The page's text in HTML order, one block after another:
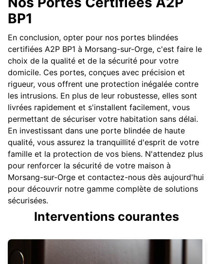
BP1
En conclusion, opter pour nos portes blindées
certifiées A2P BP1 à Morsang-sur-Orge, c'est faire le
choix de la qualité et de la sécurité pour votre
domicile. Ces portes, conçues avec précision et
rigueur, vous offrent une protection inégalée contre
les intrusions. En plus de leur robustesse, elles sont
livrées rapidement et s'installent facilement, vous
permettant de sécuriser votre habitation sans délai.
En investissant dans une porte blindée de haute
qualité, vous assurez la tranquillité d'esprit de votre
famille et la protection de vos biens. N'attendez plus
pour renforcer la sécurité de votre maison à
Morsang-sur-Orge et contactez-nous dès aujourd'hui
pour découvrir notre gamme complète de solutions
sécurisées.
Interventions courantes